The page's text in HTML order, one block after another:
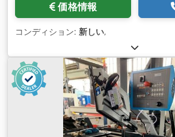
価格情報
コンディション: 新しい,